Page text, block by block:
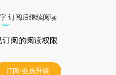
订阅后继续阅读
订阅的阅读权限
订阅/会员升级